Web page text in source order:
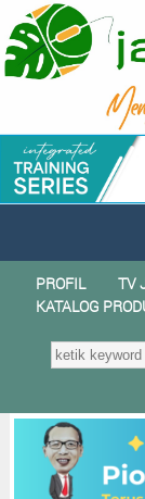
PROFIL TV
KATALOG